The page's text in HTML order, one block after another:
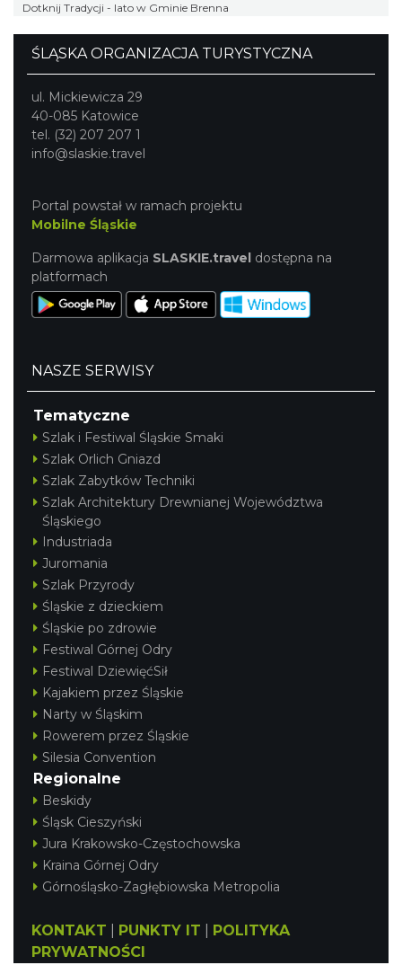
Dotknij Tradycji - lato w Gminie Brenna
ŚLĄSKA ORGANIZACJA TURYSTYCZNA
ul. Mickiewicza 29
40-085 Katowice
tel. (32) 207 207 1
info@slaskie.travel
Portal powstał w ramach projektu
Mobilne Śląskie
Darmowa aplikacja SLASKIE.travel dostępna na
platformach
NASZE SERWISY
Tematyczne
Szlak i Festiwal Śląskie Smaki
Szlak Orlich Gniazd
Szlak Zabytków Techniki
Szlak Architektury Drewnianej Województwa
Śląskiego
Industriada
Juromania
Szlak Przyrody
Śląskie z dzieckiem
Śląskie po zdrowie
Festiwal Górnej Odry
Festiwal DziewięćSił
Kajakiem przez Śląskie
Narty w Śląskim
Rowerem przez Śląskie
Silesia Convention
Regionalne
Beskidy
Śląsk Cieszyński
Jura Krakowsko-Częstochowska
Kraina Górnej Odry
Górnośląsko-Zagłębiowska Metropolia
KONTAKT PUNKTY IT
POLITYKA
PRYWATNOŚCI